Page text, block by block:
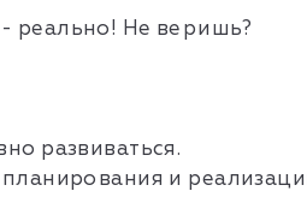
реально! Не веришь?
развиваться.
и